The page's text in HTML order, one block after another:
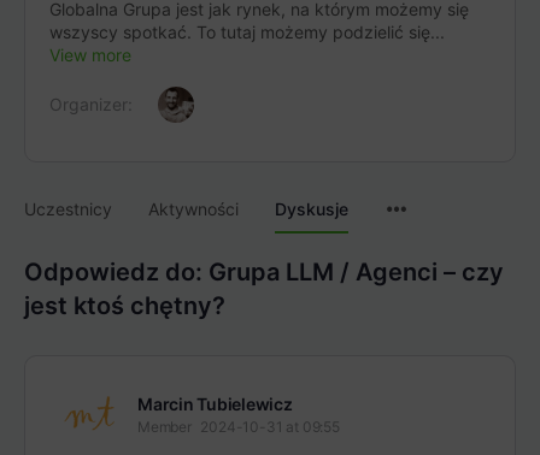
Globalna Grupa jest jak rynek, na którym możemy się
wszyscy spotkać. To tutaj możemy podzielić się...
View more
Organizer:
Uczestnicy Aktywności Dyskusje
Odpowiedz do: Grupa LLM / Agenci – czy
jest ktoś chętny?
Marcin Tubielewicz
Member 2024-10-31 at 09:55